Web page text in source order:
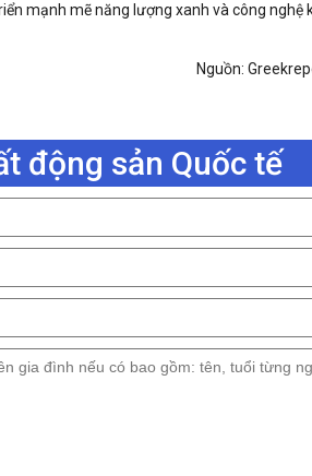
mạnh mẽ năng lượng xanh và công nghệ
Nguồn:
động sản Quốc tế